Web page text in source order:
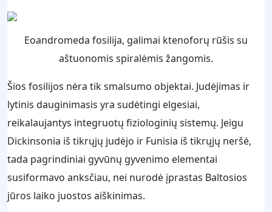
Eoandromeda fosilija, galimai ktenoforų rūšis su
aštuonomis spiralėmis žangomis.
Šios fosilijos nėra tik smalsumo objektai. Judėjimas ir
lytinis dauginimasis yra sudėtingi elgesiai,
reikalaujantys integruotų fiziologinių sistemų. Jeigu
Dickinsonia iš tikrųjų judėjo ir Funisia iš tikrųjų neršė,
tada pagrindiniai gyvūnų gyvenimo elementai
susiformavo anksčiau, nei nurodė įprastas Baltosios
jūros laiko juostos aiškinimas.